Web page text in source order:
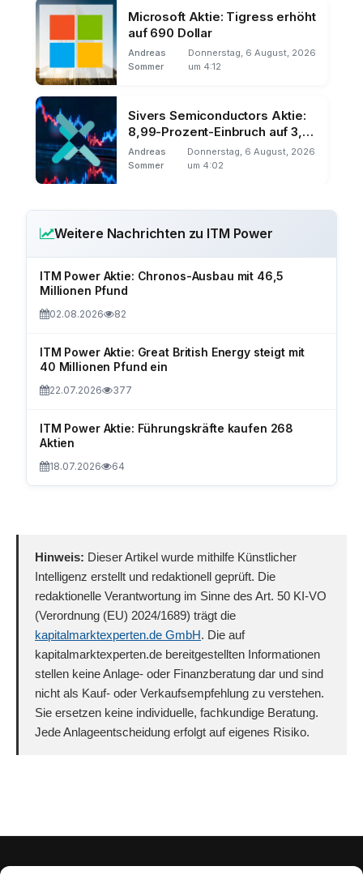
Microsoft Aktie: Tigress erhöht
auf 690 Dollar
Andreas
Sommer
Donnerstag, 6 August, 2026
um 4:12
Sivers Semiconductors Aktie:
8,99-Prozent-Einbruch auf 3,14
Euro
Andreas
Sommer
Donnerstag, 6 August, 2026
um 4:02
Weitere Nachrichten zu ITM Power
ITM Power Aktie: Chronos-Ausbau mit 46,5
Millionen Pfund
02.08.2026 82
ITM Power Aktie: Great British Energy steigt mit
40 Millionen Pfund ein
22.07.2026 377
ITM Power Aktie: Führungskräfte kaufen 268
Aktien
18.07.2026 64
Hinweis: Dieser Artikel wurde mithilfe Künstlicher
Intelligenz erstellt und redaktionell geprüft. Die
redaktionelle Verantwortung im Sinne des Art. 50 KI-VO
(Verordnung (EU) 2024/1689) trägt die
kapitalmarktexperten.de GmbH. Die auf
kapitalmarktexperten.de bereitgestellten Informationen
stellen keine Anlage- oder Finanzberatung dar und sind
nicht als Kauf- oder Verkaufsempfehlung zu verstehen.
Sie ersetzen keine individuelle, fachkundige Beratung.
Jede Anlageentscheidung erfolgt auf eigenes Risiko.